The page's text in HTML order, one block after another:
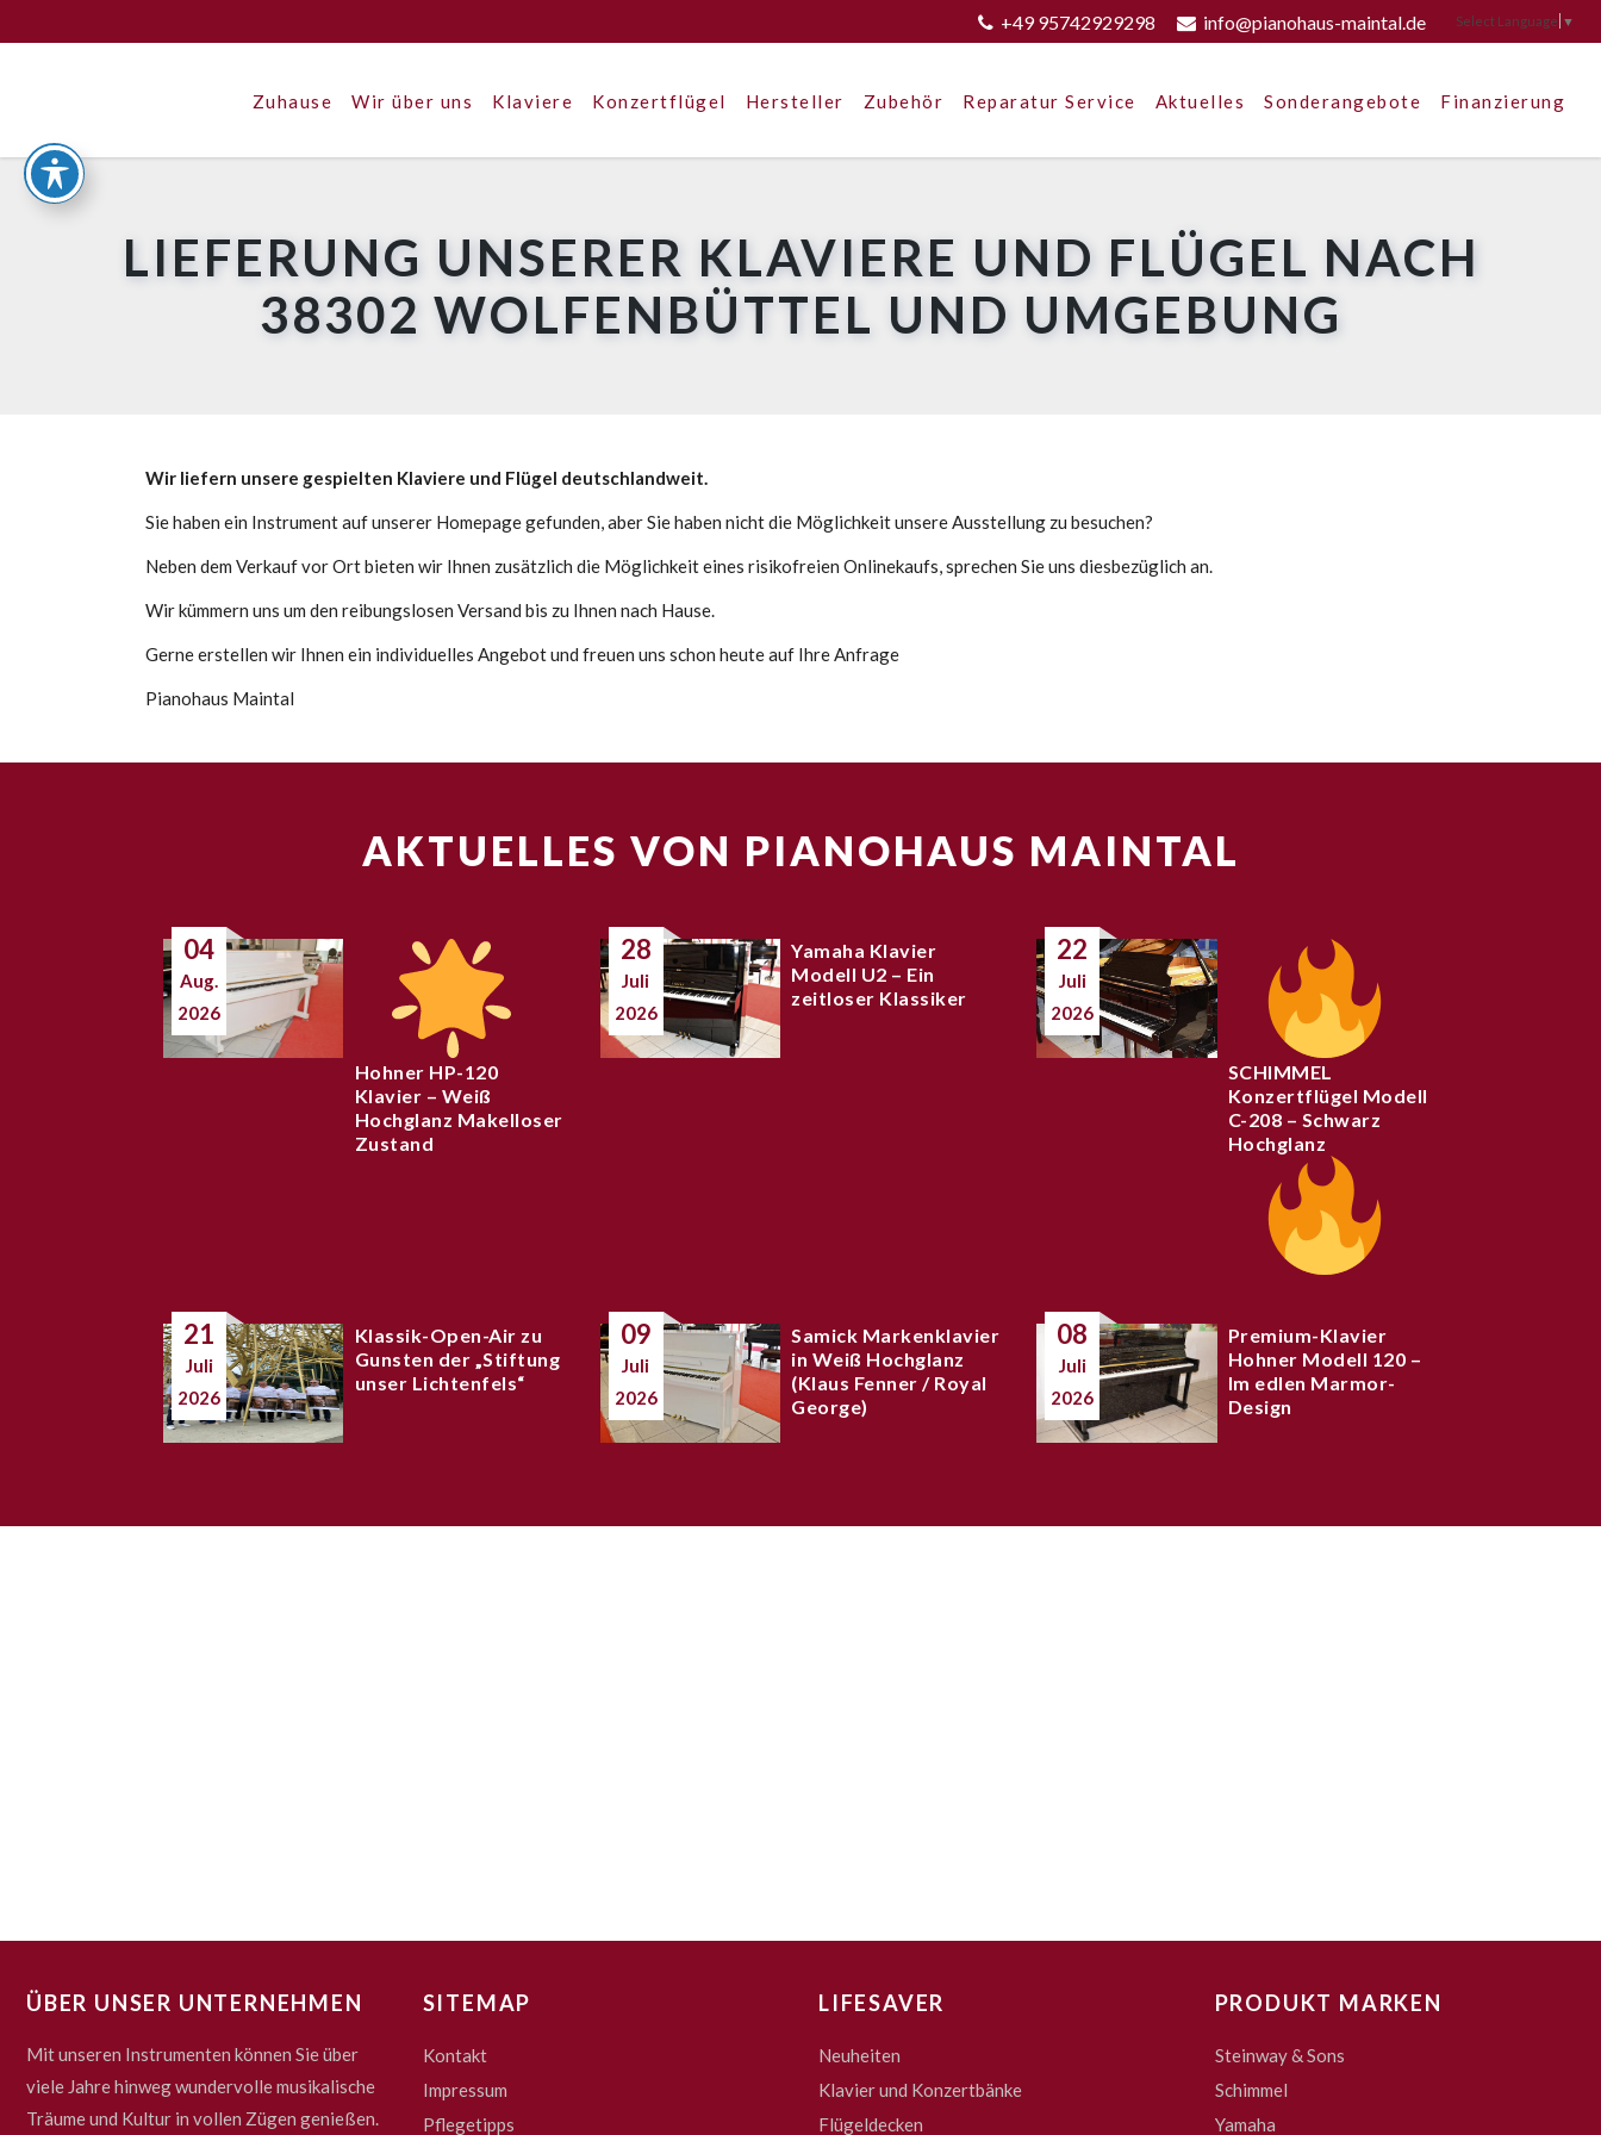
+49 95742929298 info@pianohaus-maintal.de Select Language ▼
Zuhause Wir über uns Klaviere Konzertflügel Hersteller Zubehör Reparatur Service Aktuelles Sonderangebote Finanzierung
LIEFERUNG UNSERER KLAVIERE UND FLÜGEL NACH
38302 WOLFENBÜTTEL UND UMGEBUNG
Wir liefern unsere gespielten Klaviere und Flügel deutschlandweit.
Sie haben ein Instrument auf unserer Homepage gefunden, aber Sie haben nicht die Möglichkeit unsere Ausstellung zu besuchen?
Neben dem Verkauf vor Ort bieten wir Ihnen zusätzlich die Möglichkeit eines risikofreien Onlinekaufs, sprechen Sie uns diesbezüglich an.
Wir kümmern uns um den reibungslosen Versand bis zu Ihnen nach Hause.
Gerne erstellen wir Ihnen ein individuelles Angebot und freuen uns schon heute auf Ihre Anfrage
Pianohaus Maintal
AKTUELLES VON PIANOHAUS MAINTAL
04
Aug.
2026
Hohner HP-120
Klavier – Weiß
Hochglanz Makelloser
Zustand
28
Juli
2026
Yamaha Klavier
Modell U2 – Ein
zeitloser Klassiker
22
Juli
2026
SCHIMMEL
Konzertflügel Modell
C-208 – Schwarz
Hochglanz
21
Juli
2026
Klassik-Open-Air zu
Gunsten der „Stiftung
unser Lichtenfels“
09
Juli
2026
Samick Markenklavier
in Weiß Hochglanz
(Klaus Fenner / Royal
George)
08
Juli
2026
Premium-Klavier
Hohner Modell 120 –
Im edlen Marmor-
Design
ÜBER UNSER UNTERNEHMEN
Mit unseren Instrumenten können Sie über
viele Jahre hinweg wundervolle musikalische
Träume und Kultur in vollen Zügen genießen.
SITEMAP
Kontakt
Impressum
Pflegetipps
LIFESAVER
Neuheiten
Klavier und Konzertbänke
Flügeldecken
PRODUKT MARKEN
Steinway & Sons
Schimmel
Yamaha